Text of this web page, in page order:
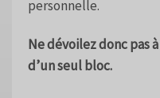
personnelle.
Ne dévoilez donc pas
d’un seul bloc.